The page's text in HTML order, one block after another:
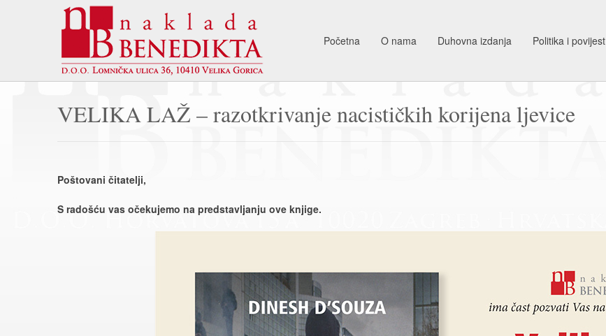
Početna O nama Duhovna izdanja Politika i povijest
VELIKA LAŽ – razotkrivanje nacističkih korijena ljevice
Poštovani čitatelji,
S radošću vas očekujemo na predstavljanju ove knjige.